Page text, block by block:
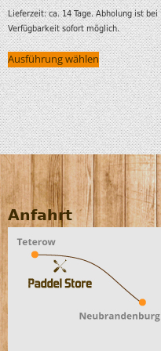
Lieferzeit:ca. 14 Tage. Abholung ist bei
Verfügbarkeit sofort möglich.
Ausführung wählen
Anfahrt